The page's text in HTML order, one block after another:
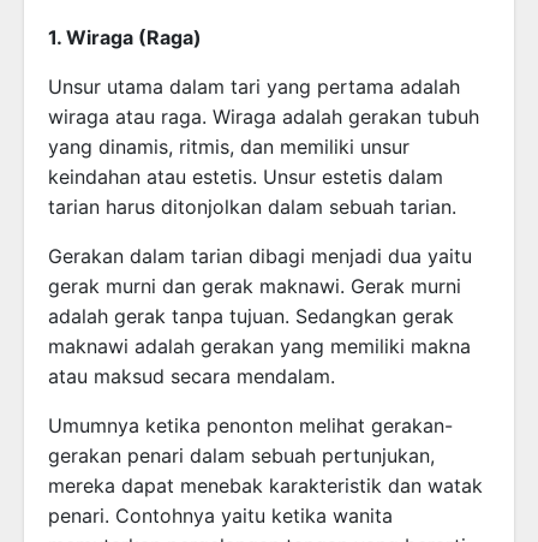
1. Wiraga (Raga)
Unsur utama dalam tari yang pertama adalah
wiraga atau raga. Wiraga adalah gerakan tubuh
yang dinamis, ritmis, dan memiliki unsur
keindahan atau estetis. Unsur estetis dalam
tarian harus ditonjolkan dalam sebuah tarian.
Gerakan dalam tarian dibagi menjadi dua yaitu
gerak murni dan gerak maknawi. Gerak murni
adalah gerak tanpa tujuan. Sedangkan gerak
maknawi adalah gerakan yang memiliki makna
atau maksud secara mendalam.
Umumnya ketika penonton melihat gerakan-
gerakan penari dalam sebuah pertunjukan,
mereka dapat menebak karakteristik dan watak
penari. Contohnya yaitu ketika wanita